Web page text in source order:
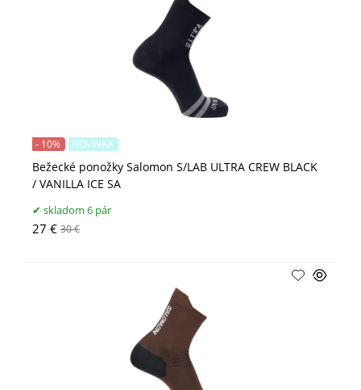
Bežecké ponožky Salomon S/LAB ULTRA CREW BLACK
/ VANILLA ICE SA
- 10% NOVINKA
skladom 6 pár
27 € 30 €